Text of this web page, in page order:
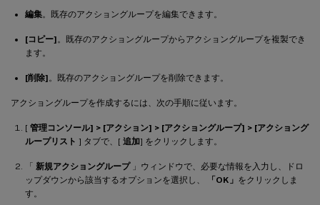
編集。既存のアクショングループを編集できます。
[コピー] 。既存のアクショングループからアクショングループを複製でき
ます。
[削除] 。既存のアクショングループを削除できます。
アクショングループを作成するには、次の手順に従います。
[ 管理コンソール] > [アクション] > [アクショングループ] > [アクショング
ループリスト ] タブで、[ 追加] をクリックします。
「 新規アクショングループ」ウィンドウで、必要な情報を入力し、ドロ
ップダウンから該当するオプションを選択し、
「OK」 をクリックしま
す。